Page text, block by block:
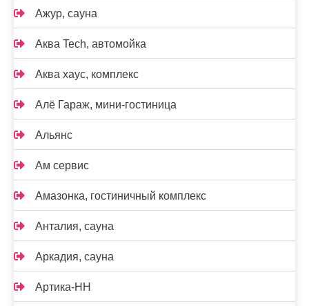
Ажур, сауна
Аква Tech, автомойка
Аква хаус, комплекс
Алё Гараж, мини-гостиница
Альянс
Ам сервис
Амазонка, гостиничный комплекс
Анталия, сауна
Аркадия, сауна
Артика-НН